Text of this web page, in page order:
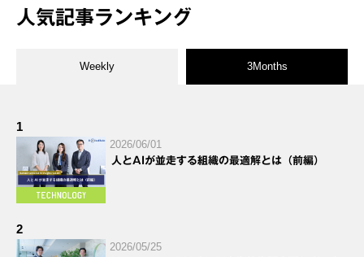
人気記事ランキング
Weekly 3Months
1
2026/06/01
人とAIが並走する組織の最適解とは（前編）
2
2026/05/25